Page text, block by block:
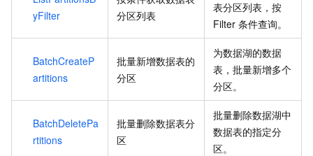
yFilter
分区列表
表分区列表，按
Filter 条件查询。
BatchCreateP
artitions
批量新增数据表的
分区
为数据湖的数据
表，批量新增多个
分区。
BatchDeletePa
rtitions
批量删除数据表分
区
批量删除数据湖中
数据表的指定分
区。